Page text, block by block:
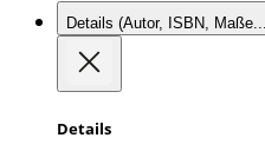
Details (Autor, ISBN,
Details